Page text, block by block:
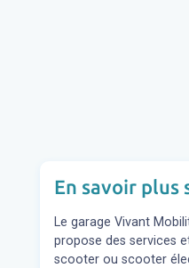
En savoir
Le garage Vivant
propose des services
scooter ou scooter